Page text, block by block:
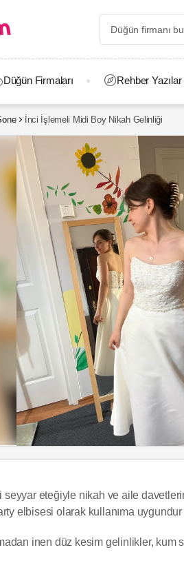
Düğün Firmaları Rehber Yazılar
İnci İşlemeli Midi Boy Nikah Gelinliği
seyyar eteğiyle nikah ve aile
elbisesi olarak kullanıma uygundur
inen düz kesim gelinlikler, kum